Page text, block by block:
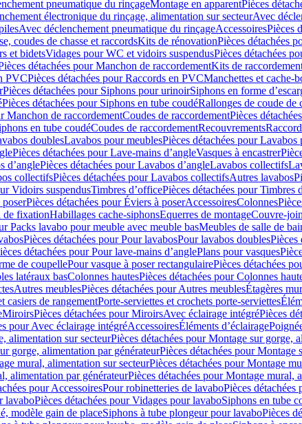
pneumatique du rinçageMontage en apparentPièces
électronique du rinçage, alimentation sur secteurAvec
Avec déclenchement pneumatique du rinçageAccessoiresPièces
coudes de chasse et raccordsKits de rénovationPièces détachées
et bidetsVidages pour WC et vidoirs suspendusPièces détachées
détachées pour Manchon de raccordementKits de
PVCPièces détachées pour Raccords en PVCManchettes et cache-
Pièces détachées pour Siphons pour urinoirSiphons en forme
Pièces détachées pour Siphons en tube coudéRallonges de coude de
Manchon de raccordementCoudes de raccordementPièces
en tube coudéCoudes de raccordementRecouvrements
doublesLavabos pour meublesPièces détachées pour Lavabos
Pièces détachées pour Lave-mains d’angleVasques à encastrer
d’anglePièces détachées pour Lavabos d’angleLavabos collectifs
collectifsPièces détachées pour Lavabos collectifsAutres lavabos
Vidoirs suspendusTimbres dʼofficePièces détachées pour Timbres
Pièces détachées pour Éviers à poserAccessoiresColonnes
de fixationHabillages cache-siphonsEquerres de montageCouvre-
Packs lavabo pour meuble avec meuble basMeubles de salle de
Pièces détachées pour Pour lavabosPour lavabos doublesPièces
détachées pour Pour lave-mains d’anglePlans pour vasques
de coupellePour vasque à poser rectangulairePièces détachées
latéraux basColonnes hautesPièces détachées pour Colonnes
Autres meublesPièces détachées pour Autres meublesÉtagères
casiers de rangementPorte-serviettes et crochets porte-serviettes
MiroirsPièces détachées pour MiroirsAvec éclairage intégréPièces
pour Avec éclairage intégréAccessoiresÉléments d’éclairage
alimentation sur secteurPièces détachées pour Montage sur gorge,
gorge, alimentation par générateurPièces détachées pour Montage
mural, alimentation sur secteurPièces détachées pour Montage
alimentation par générateurPièces détachées pour Montage mural,
pour AccessoiresPour robinetteries de lavaboPièces
lavaboPièces détachées pour Vidages pour lavaboSiphons en tube
modèle gain de placeSiphons à tube plongeur pour lavaboPièces